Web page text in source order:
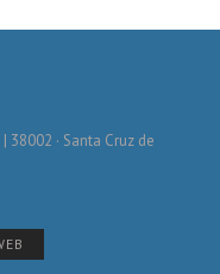
· Santa Cruz de